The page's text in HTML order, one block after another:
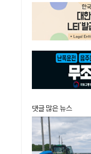
댓글 많은 뉴스